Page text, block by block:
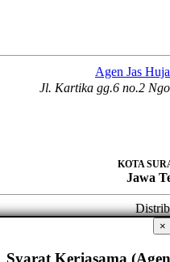
Agen Jas
Jl. Kartika gg.6 no.2
KOTA
Jawa
×
Syarat Kerjasama